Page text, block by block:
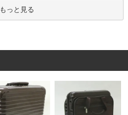
もっと見る